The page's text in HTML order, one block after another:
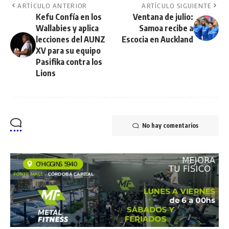
ARTÍCULO ANTERIOR
Kefu Confía en los
Wallabies y aplica
lecciones del AUNZ
XV para su equipo
Pasifika contra los
Lions
ARTÍCULO SIGUIENTE
Ventana de julio:
Samoa recibe a
Escocia en Auckland
No hay comentarios